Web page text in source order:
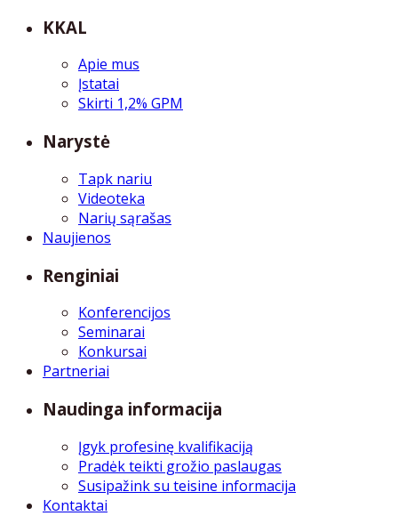
KKAL
Apie mus
Įstatai
Skirti 1,2% GPM
Narystė
Tapk nariu
Videoteka
Narių sąrašas
Naujienos
Renginiai
Konferencijos
Seminarai
Konkursai
Partneriai
Naudinga informacija
Įgyk profesinę kvalifikaciją
Pradėk teikti grožio paslaugas
Susipažink su teisine informacija
Kontaktai